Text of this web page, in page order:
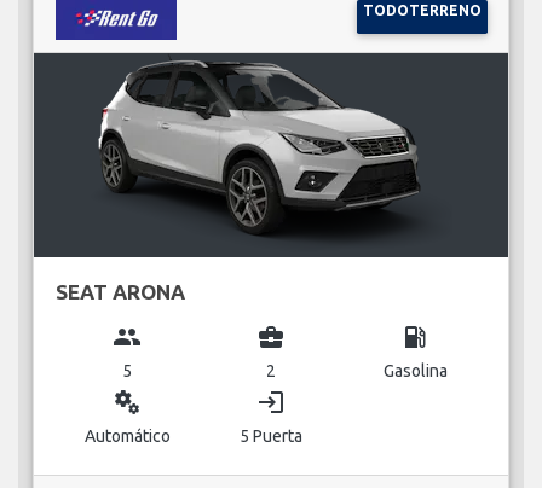
TODOTERRENO
SEAT ARONA
group
5
business_center
2
local_gas_station
Gasolina
miscellaneous_services
Automático
login
5 Puerta